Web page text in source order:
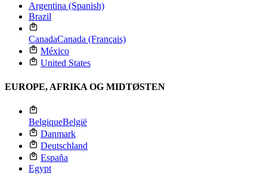
Argentina (Spanish)
Brazil
CanadaCanada (Français)
México
United States
EUROPE, AFRIKA OG MIDTØSTEN
BelgiqueBelgië
Danmark
Deutschland
España
Egypt